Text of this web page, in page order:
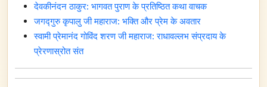
देवकीनंदन ठाकुर: भागवत पुराण के प्रतिष्ठित कथा वाचक
जगद्गुरु कृपालु जी महाराज: भक्ति और प्रेम के अवतार
स्वामी प्रेमानंद गोविंद शरण जी महाराज: राधावल्लभ संप्रदाय के
प्रेरणास्रोत संत